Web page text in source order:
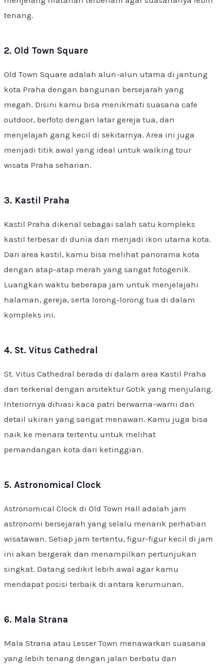
tenang.
2. Old Town Square
Old Town Square adalah alun-alun utama di jantung
kota Praha dengan bangunan bersejarah yang
megah. Disini kamu bisa menikmati suasana cafe
outdoor, berfoto dengan latar gereja tua, dan
menjelajah gang kecil di sekitarnya. Area ini juga
menjadi titik awal yang ideal untuk walking tour
wisata Praha seharian.
3. Kastil Praha
Kastil Praha dikenal sebagai salah satu kompleks
kastil terbesar di dunia dan menjadi ikon utama kota.
Dari area kastil, kamu bisa melihat panorama kota
dengan atap-atap merah yang sangat fotogenik.
Luangkan waktu beberapa jam untuk menjelajahi
halaman, gereja, serta lorong-lorong tua di dalam
kompleks ini.
4. St. Vitus Cathedral
St. Vitus Cathedral berada di dalam area Kastil Praha
dan terkenal dengan arsitektur Gotik yang menjulang.
Interiornya dihiasi kaca patri berwarna-warni dan
detail ukiran yang sangat menawan. Kamu juga bisa
naik ke menara tertentu untuk melihat
pemandangan kota dari ketinggian.
5. Astronomical Clock
Astronomical Clock di Old Town Hall adalah jam
astronomi bersejarah yang selalu menarik perhatian
wisatawan. Setiap jam tertentu, figur-figur kecil di jam
ini akan bergerak dan menampilkan pertunjukan
singkat. Datang sedikit lebih awal agar kamu
mendapat posisi terbaik di antara kerumunan.
6. Mala Strana
Mala Strana atau Lesser Town menawarkan suasana
yang lebih tenang dengan jalan berbatu dan